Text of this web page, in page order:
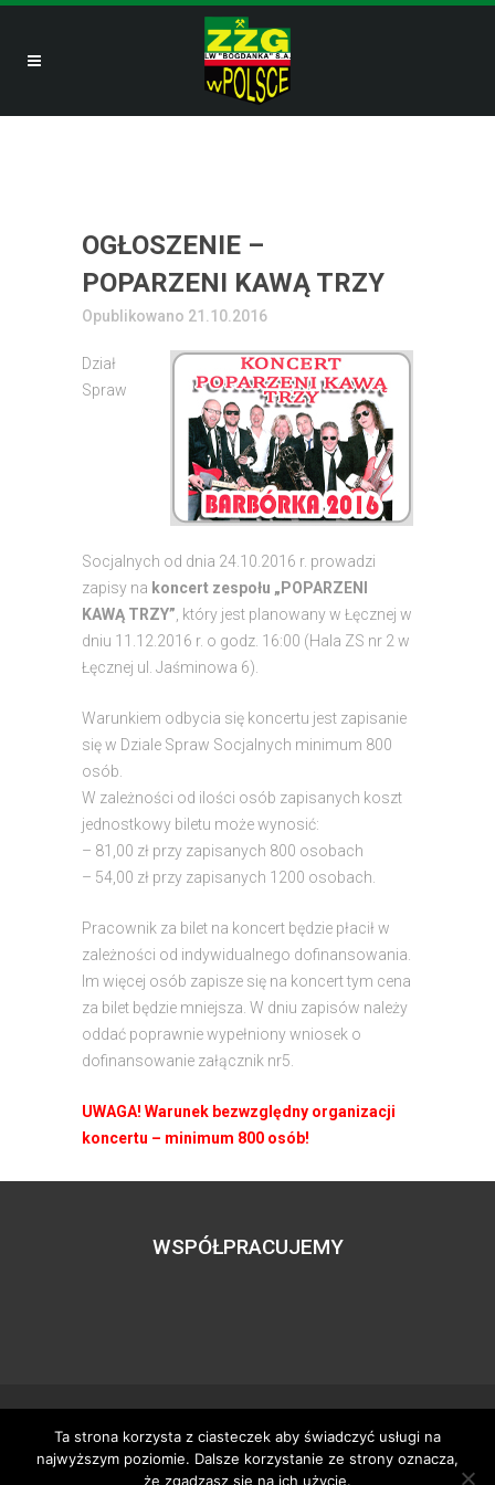
OGŁOSZENIE –
POPARZENI KAWĄ TRZY
Opublikowano 21.10.2016
Dział
Spraw
Socjalnych od dnia 24.10.2016 r. prowadzi
zapisy na koncert zespołu „POPARZENI
KAWĄ TRZY” , który jest planowany w Łęcznej w
dniu 11.12.2016 r. o godz. 16:00 (Hala ZS nr 2 w
Łęcznej ul. Jaśminowa 6).
Warunkiem odbycia się koncertu jest zapisanie
się w Dziale Spraw Socjalnych minimum 800
osób.
W zależności od ilości osób zapisanych koszt
jednostkowy biletu może wynosić:
– 81,00 zł przy zapisanych 800 osobach
– 54,00 zł przy zapisanych 1200 osobach.
Pracownik za bilet na koncert będzie płacił w
zależności od indywidualnego dofinansowania.
Im więcej osób zapisze się na koncert tym cena
za bilet będzie mniejsza. W dniu zapisów należy
oddać poprawnie wypełniony wniosek o
dofinansowanie załącznik nr5.
UWAGA! Warunek bezwzględny organizacji
koncertu – minimum 800 osób!
WSPÓŁPRACUJEMY
Wszystkie prawa zastrzeżone – zzgbogdanka.pl
Dostosowanie:Tworzenie stron www– H5studio.pl
Ta strona korzysta z ciasteczek aby świadczyć usługi na
najwyższym poziomie. Dalsze korzystanie ze strony oznacza,
że zgadzasz się na ich użycie.